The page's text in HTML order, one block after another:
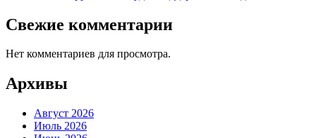
Свежие комментарии
Нет комментариев для просмотра.
Архивы
Август 2026
Июль 2026